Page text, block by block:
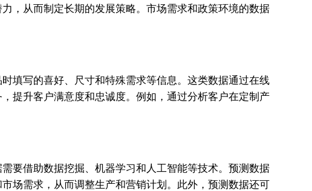
，从而制定长期的发展策略。市场需求和政策环境的数据
填写的喜好、尺寸和特殊需求等信息。这类数据通过在线
提升客户满意度和忠诚度。例如，通过分析客户在定制产
要借助数据挖掘、机器学习和人工智能等技术。预测数据
场需求，从而调整生产和营销计划。此外，预测数据还可